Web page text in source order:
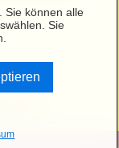
Sie können alle
Sie